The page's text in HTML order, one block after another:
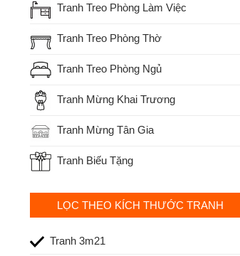
Tranh Treo Phòng Làm Việc
Tranh Treo Phòng Thờ
Tranh Treo Phòng Ngủ
Tranh Mừng Khai Trương
Tranh Mừng Tân Gia
Tranh Biếu Tặng
LỌC THEO KÍCH THƯỚC TRANH
Tranh 3m21